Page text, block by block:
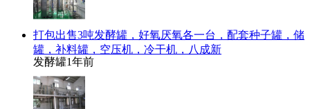
打包出售3吨发酵罐，好氧厌氧各一台，配套种子罐，储
罐，补料罐，空压机，冷干机，八成新
发酵罐1年前